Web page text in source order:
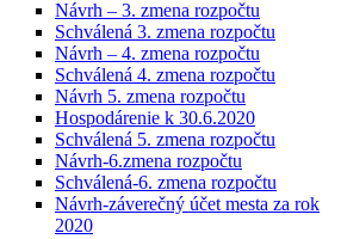
Návrh – 3. zmena rozpočtu
Schválená 3. zmena rozpočtu
Návrh – 4. zmena rozpočtu
Schválená 4. zmena rozpočtu
Návrh 5. zmena rozpočtu
Hospodárenie k 30.6.2020
Schválená 5. zmena rozpočtu
Návrh-6.zmena rozpočtu
Schválená-6. zmena rozpočtu
Návrh-záverečný účet mesta za rok
2020